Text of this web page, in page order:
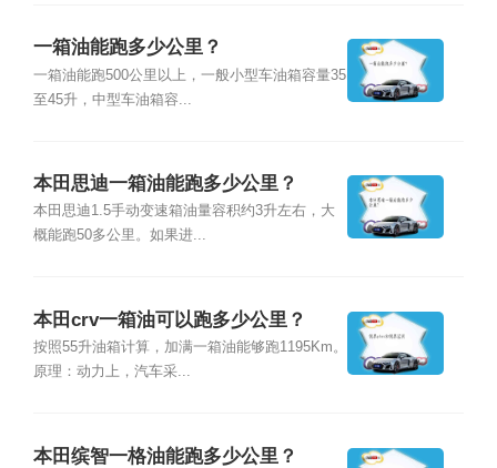
一箱油能跑多少公里？
一箱油能跑500公里以上，一般小型车油箱容量35
至45升，中型车油箱容...
本田思迪一箱油能跑多少公里？
本田思迪1.5手动变速箱油量容积约3升左右，大
概能跑50多公里。如果进...
本田crv一箱油可以跑多少公里？
按照55升油箱计算，加满一箱油能够跑1195Km。
原理：动力上，汽车采...
本田缤智一格油能跑多少公里？